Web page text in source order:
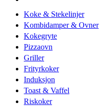
Koke & Stekelinjer
Kombidamper & Ovner
Kokegryte
Pizzaovn
Griller
Frityrkoker
Induksjon
Toast & Vaffel
Riskoker